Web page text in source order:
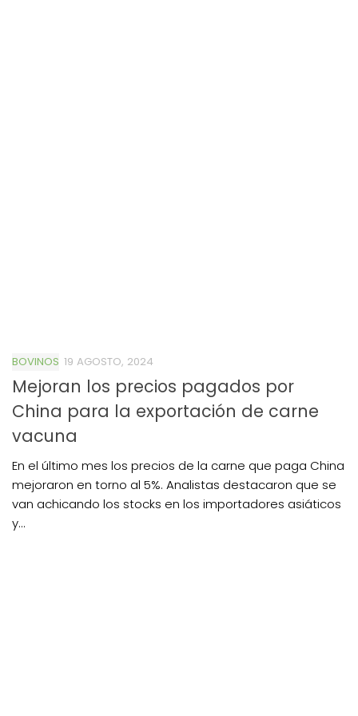
BOVINOS 19 AGOSTO, 2024
Mejoran los precios pagados por
China para la exportación de carne
vacuna
En el último mes los precios de la carne que paga China
mejoraron en torno al 5%. Analistas destacaron que se
van achicando los stocks en los importadores asiáticos
y...